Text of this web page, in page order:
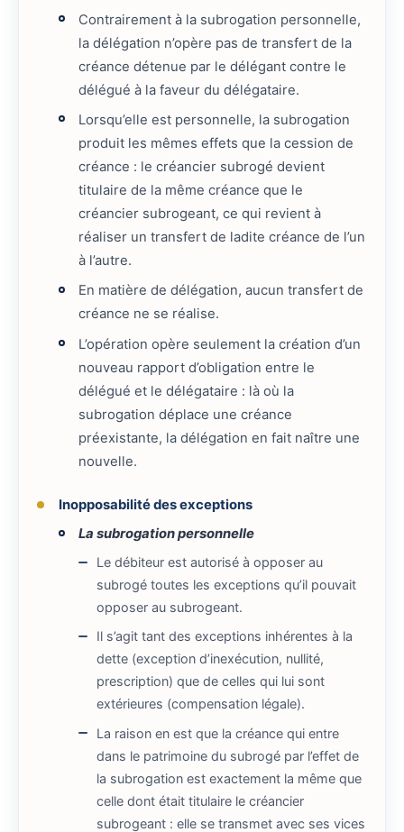
Contrairement à la subrogation personnelle,
la délégation n’opère pas de transfert de la
créance détenue par le délégant contre le
délégué à la faveur du délégataire.
Lorsqu’elle est personnelle, la subrogation
produit les mêmes effets que la cession de
créance : le créancier subrogé devient
titulaire de la même créance que le
créancier subrogeant, ce qui revient à
réaliser un transfert de ladite créance de l’un
à l’autre.
En matière de délégation, aucun transfert de
créance ne se réalise.
L’opération opère seulement la création d’un
nouveau rapport d’obligation entre le
délégué et le délégataire : là où la
subrogation déplace une créance
préexistante, la délégation en fait naître une
nouvelle.
Inopposabilité des exceptions
La subrogation personnelle
Le débiteur est autorisé à opposer au
subrogé toutes les exceptions qu’il pouvait
opposer au subrogeant.
Il s’agit tant des exceptions inhérentes à la
dette (exception d’inexécution, nullité,
prescription) que de celles qui lui sont
extérieures (compensation légale).
La raison en est que la créance qui entre
dans le patrimoine du subrogé par l’effet de
la subrogation est exactement la même que
celle dont était titulaire le créancier
subrogeant : elle se transmet avec ses vices